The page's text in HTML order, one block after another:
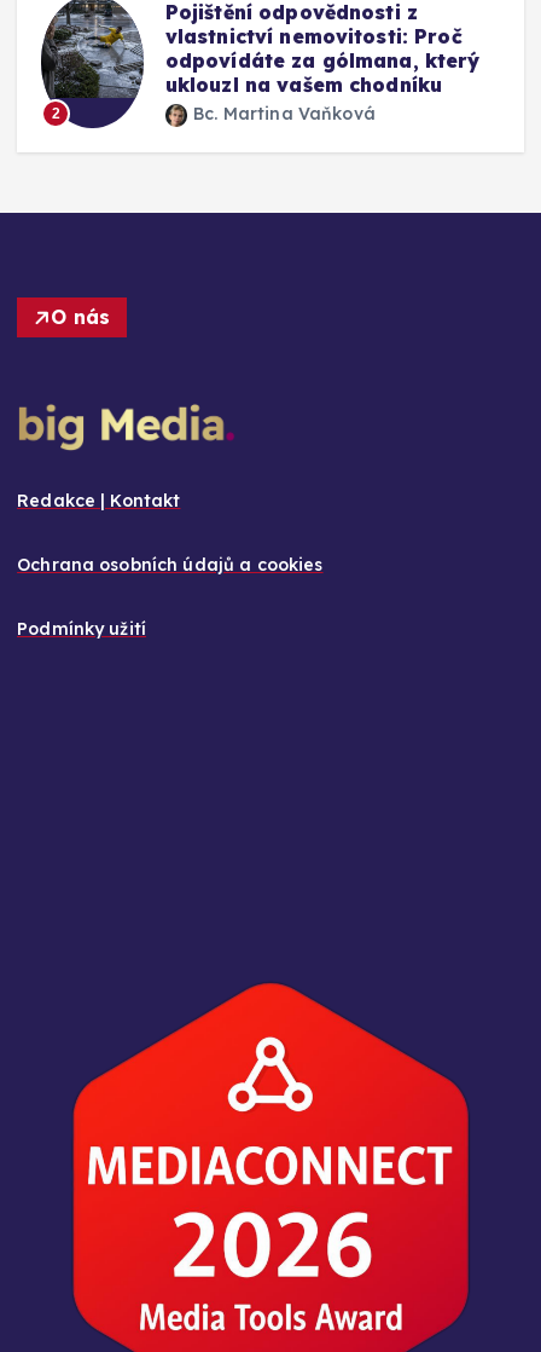
3
Mýty o pojištění skel u auta:
Vyplatí se připlatit si za přední
okno a jak funguje oprava bez
výměny
Bc. Martina Vaňková
O nás
Redakce | Kontakt
Ochrana osobních údajů a cookies
Podmínky užití